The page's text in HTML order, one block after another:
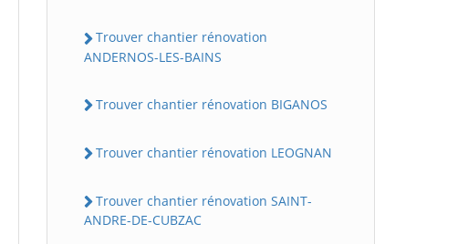
Trouver chantier rénovation
ANDERNOS-LES-BAINS
Trouver chantier rénovation BIGANOS
Trouver chantier rénovation LEOGNAN
Trouver chantier rénovation SAINT-
ANDRE-DE-CUBZAC